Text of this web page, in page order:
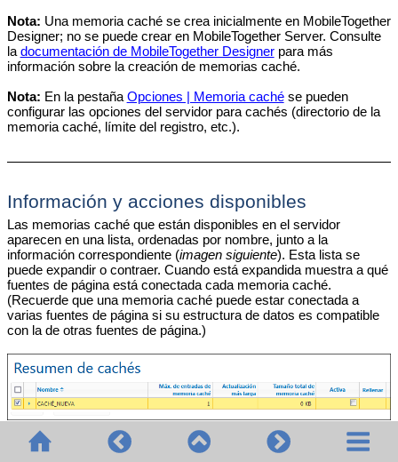
Nota: Unamemoria caché se crea inicialmente en MobileTogether
Designer; no se puede crear en MobileTogether Server. Consulte
la documentación de MobileTogether Designerpara más
información sobre la creación de memorias caché.
Nota: En lapestaña Opciones | Memoria cachése pueden
configurar las opciones del servidor para cachés (directorio de la
memoria caché, límite del registro, etc.).
Información y acciones disponibles
Las memorias caché que están disponibles en el servidor
aparecen en una lista, ordenadas por nombre, junto a la
información correspondiente (imagen siguiente). Esta lista se
puede expandir o contraer. Cuando está expandida muestra a qué
fuentes de página está conectada cada memoria caché.
(Recuerde que una memoria caché puede estar conectada a
varias fuentes de página si su estructura de datos es compatible
con la de otras fuentes de página.)
Detalles